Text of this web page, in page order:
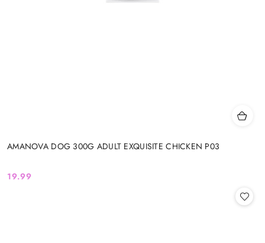
AMANOVA DOG 300G ADULT EXQUISITE CHICKEN P03
Cena:
19.99